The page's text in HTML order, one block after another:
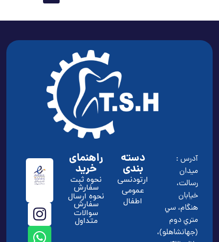
آدرس :
ميدان
رسالت،
خيابان
هنگام، سي
متري دوم
(جهانشاهلو)،
دسته
بندی
ارتودنسی
عمومی
اطفال
راهنمای
خرید
نحوه ثبت
سفارش
نحوه ارسال
سفارش
سوالات
متداول